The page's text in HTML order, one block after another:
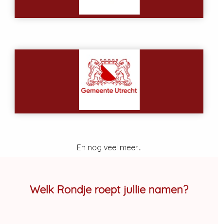
En nog veel meer...
Welk Rondje roept jullie namen?